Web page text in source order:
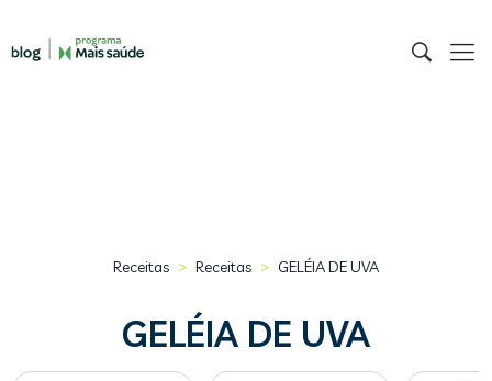
Receitas > Receitas > GELÉIA DE UVA
GELÉIA DE UVA